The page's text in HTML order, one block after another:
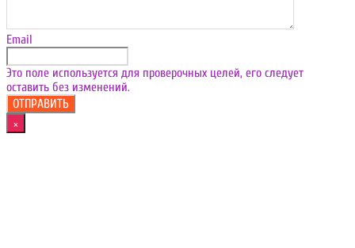
Email
Это поле используется для проверочных целей, его следует
оставить без изменений.
×